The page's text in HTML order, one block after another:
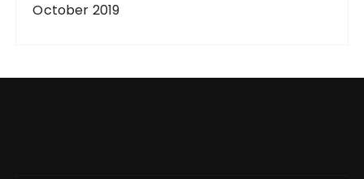
October 2019